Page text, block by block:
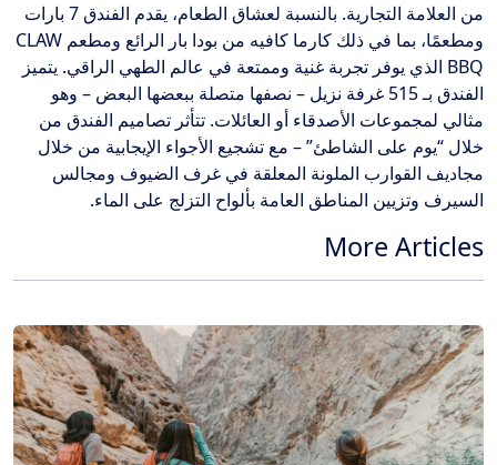
من العلامة التجارية. بالنسبة لعشاق الطعام، يقدم الفندق 7 بارات
ومطعمًا، بما في ذلك كارما كافيه من بودا بار الرائع ومطعم CLAW
BBQ الذي يوفر تجربة غنية وممتعة في عالم الطهي الراقي. يتميز
الفندق بـ 515 غرفة نزيل – نصفها متصلة ببعضها البعض – وهو
مثالي لمجموعات الأصدقاء أو العائلات. تتأثر تصاميم الفندق من
خلال “يوم على الشاطئ” – مع تشجيع الأجواء الإيجابية من خلال
مجاديف القوارب الملونة المعلقة في غرف الضيوف ومجالس
السيرف وتزيين المناطق العامة بألواح التزلج على الماء.
More Articles